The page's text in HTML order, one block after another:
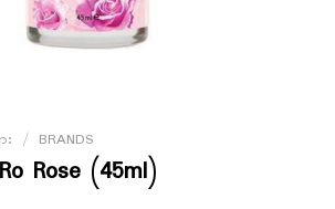
/ BRANDS
Rose (45ml)